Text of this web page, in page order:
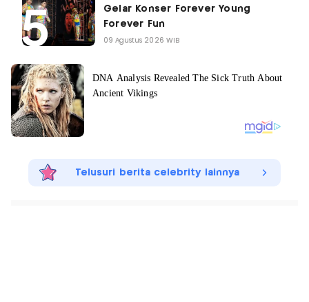
Gelar Konser Forever Young
Forever Fun
09 Agustus 2026 WIB
Telusuri berita celebrity lainnya